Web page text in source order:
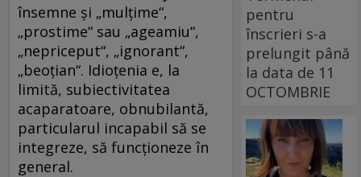
însemne şi „mulţime“,
„prostime“ sau „ageamiu“,
„nepriceput“, „ignorant“,
„beoţian“. Idioţenia e, la
limită, subiectivitatea
acaparatoare, obnubilantă,
particularul incapabil să se
integreze, să funcţioneze în
general.
pentru
înscrieri s-a
prelungit până
la data de 11
OCTOMBRIE